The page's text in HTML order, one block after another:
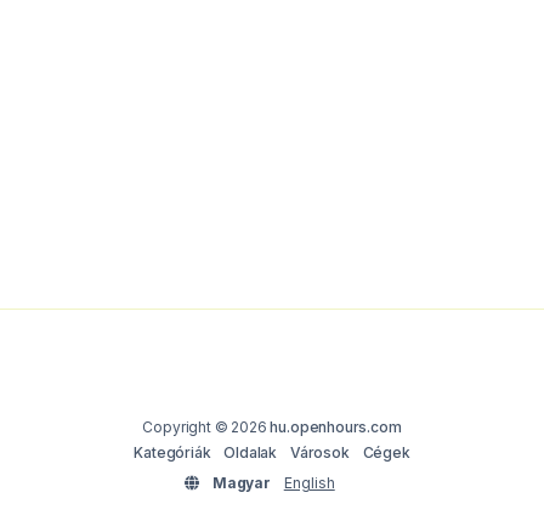
Copyright © 2026hu.openhours.com
Kategóriák
Oldalak Városok
Cégek
Magyar
English